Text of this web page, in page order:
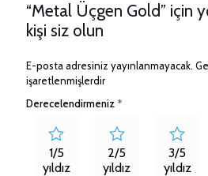
“Metal Üçgen Gold” için
kişi siz olun
E-posta adresiniz yayınlanmayacak.
işaretlenmişlerdir
Derecelendirmeniz *
1/5
yıldız
2/5
yıldız
3/5
yıldız